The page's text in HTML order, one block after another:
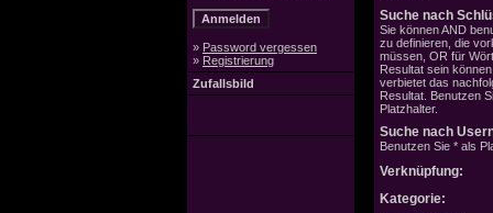
» Password vergessen
» Registrierung
Zufallsbild
Suche nach
Sie können AND
zu definieren, die
müssen, OR für
Resultat sein
verbietet das
Resultat. Benutzen
Platzhalter.
Suche nach
Benutzen Sie * als
Verknüpfung:
Kategorie: